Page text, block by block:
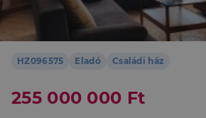
HZ096575 Eladó Családi ház
255 000 000 Ft